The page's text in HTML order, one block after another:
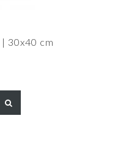
30x40 cm